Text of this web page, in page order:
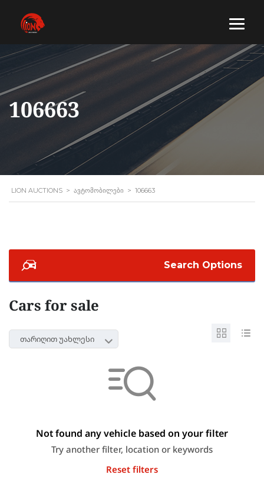
106663
LION AUCTIONS > ᲐᲕᲢᲝᲛᲝᲑᲘᲚᲔᲑᲘ > 106663
Search Options
Cars for sale
თარიღით უახლესი
Not found any vehicle based on your filter
Try another filter, location or keywords
Reset filters